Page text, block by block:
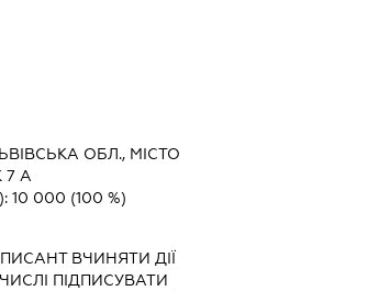
ОБЛ., МІСТО
7 А
10 000 (100 %)
ВЧИНЯТИ ДІЇ
ПІДПИСУВАТИ